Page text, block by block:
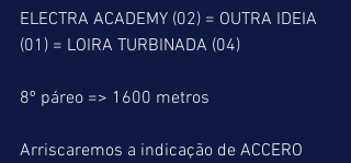
ELECTRA ACADEMY (02) = OUTRA IDEIA
(01) = LOIRA TURBINADA (04)
8º páreo => 1600 metros
Arriscaremos a indicação de ACCERO